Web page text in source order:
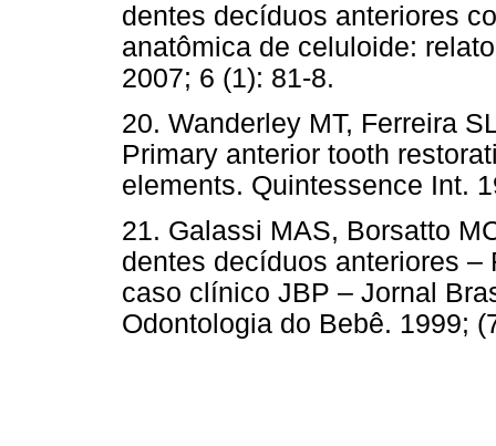
dentes decíduos anteriores
anatômica de celuloide:
2007; 6 (1): 81-8.
20. Wanderley MT, Ferreira
Primary anterior tooth
elements. Quintessence Int.
21. Galassi MAS, Borsatto
dentes decíduos anteriores –
caso clínico JBP – Jornal
Odontologia do Bebê. 1999;